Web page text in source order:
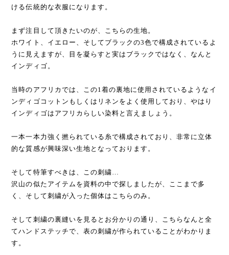
ける伝統的な衣服になります。
まず注目して頂きたいのが、こちらの生地。
ホワイト、イエロー、そしてブラックの3色で構成されているよ
うに見えますが、目を凝らすと実はブラックではなく、なんと
インディゴ。
当時のアフリカでは、この1着の裏地に使用されているようなイ
ンディゴコットンもしくはリネンをよく使用しており、やはり
インディゴはアフリカらしい染料と言えましょう。
一本一本力強く撚られている糸で構成されており、非常に立体
的な質感が興味深い生地となっております。
そして特筆すべきは、この刺繍…
沢山の似たアイテムを資料の中で探しましたが、ここまで多
く、そして刺繍が入った個体はこちらのみ。
そして刺繍の裏縫いを見るとお分かりの通り、こちらなんと全
てハンドステッチで、表の刺繍が作られていることがわかりま
す。